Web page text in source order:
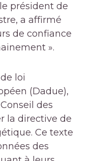
président de
a affirmé
de confiance
».
loi
(Dadue),
des
la directive de
Ce texte
des